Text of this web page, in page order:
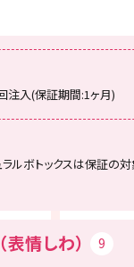
注入(保証期間:1ヶ月)
ルボトックスは保証の
表情しわ） 9